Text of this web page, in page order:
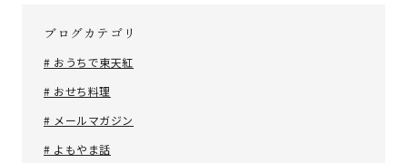
ブログカテゴリ
# おうちで東天紅
# おせち料理
# メールマガジン
# よもやま話